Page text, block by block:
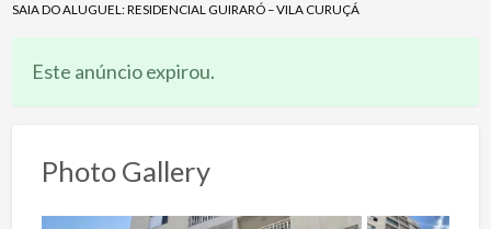
SAIA DO ALUGUEL: RESIDENCIAL GUIRARÓ – VILA CURUÇÁ
Este anúncio expirou.
Photo Gallery